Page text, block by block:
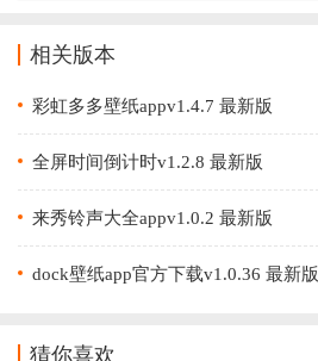
相关版本
彩虹多多壁纸appv1.4.7 最新版
全屏时间倒计时v1.2.8 最新版
来秀铃声大全appv1.0.2 最新版
dock壁纸app官方下载v1.0.36 最新版
猜你喜欢